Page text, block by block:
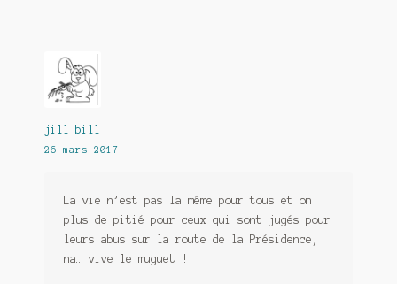
jill bill
26 mars 2017
La vie n’est pas la même pour tous et on
plus de pitié pour ceux qui sont jugés pour
leurs abus sur la route de la Présidence,
na… vive le muguet !